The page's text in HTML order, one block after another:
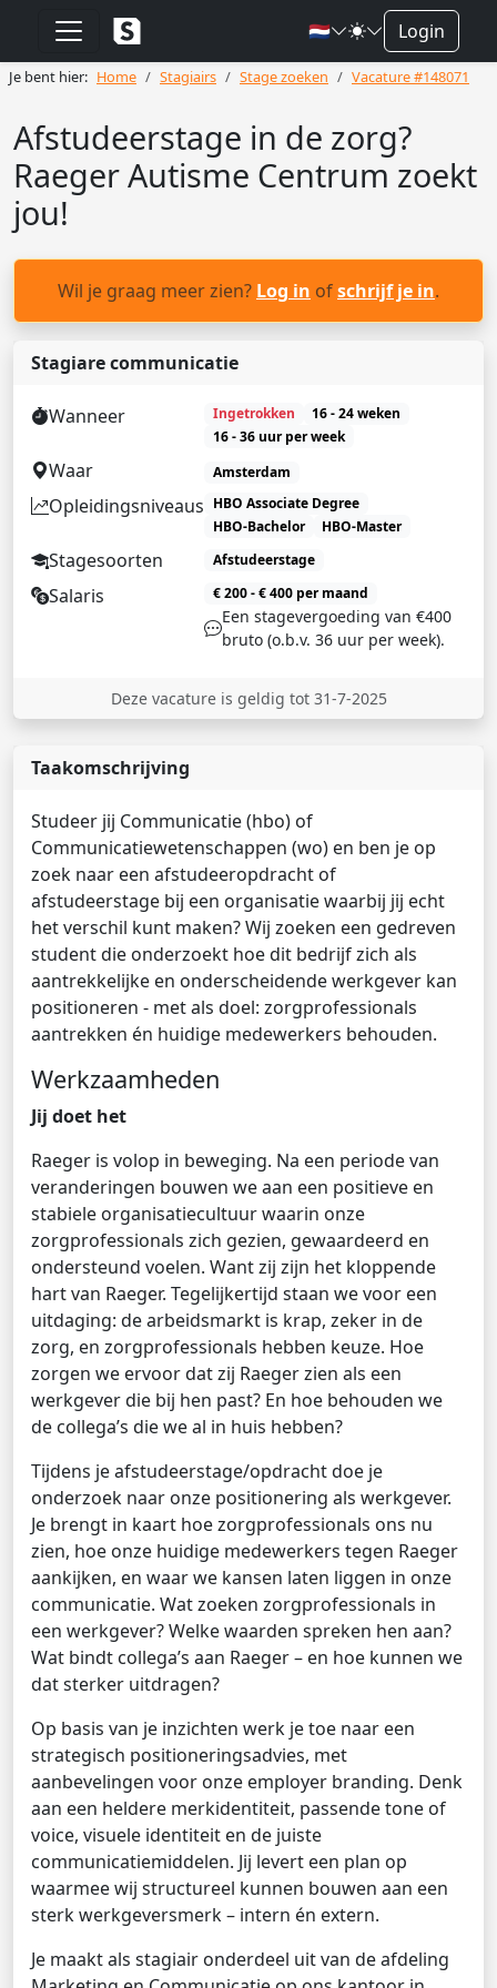
🇳🇱 Login
Je bent hier: Home Stagiairs Stage zoeken Vacature #148071
Afstudeerstage in de zorg?
Raeger Autisme Centrum zoekt
jou!
Wil je graag meer zien? Log in ofschrijf je in.
Stagiare communicatie
Wanneer Ingetrokken
16 - 24 weken
16 - 36 uur per week
Waar Amsterdam
Opleidingsniveaus HBO Associate Degree
HBO-Bachelor
HBO-Master
Stagesoorten Afstudeerstage
Salaris € 200 - € 400 per maand
Een stagevergoeding van €400
bruto (o.b.v. 36 uur per week).
Deze vacature is geldig tot 31-7-2025
Taakomschrijving
Studeer jij Communicatie (hbo) of
Communicatiewetenschappen (wo) en ben je op
zoek naar een afstudeeropdracht of
afstudeerstage bij een organisatie waarbij jij echt
het verschil kunt maken? Wij zoeken een gedreven
student die onderzoekt hoe dit bedrijf zich als
aantrekkelijke en onderscheidende werkgever kan
positioneren - met als doel: zorgprofessionals
aantrekken én huidige medewerkers behouden.
Werkzaamheden
Jij doet het
Raeger is volop in beweging. Na een periode van
veranderingen bouwen we aan een positieve en
stabiele organisatiecultuur waarin onze
zorgprofessionals zich gezien, gewaardeerd en
ondersteund voelen. Want zij zijn het kloppende
hart van Raeger. Tegelijkertijd staan we voor een
uitdaging: de arbeidsmarkt is krap, zeker in de
zorg, en zorgprofessionals hebben keuze. Hoe
zorgen we ervoor dat zij Raeger zien als een
werkgever die bij hen past? En hoe behouden we
de collega’s die we al in huis hebben?
Tijdens je afstudeerstage/opdracht doe je
onderzoek naar onze positionering als werkgever.
Je brengt in kaart hoe zorgprofessionals ons nu
zien, hoe onze huidige medewerkers tegen Raeger
aankijken, en waar we kansen laten liggen in onze
communicatie. Wat zoeken zorgprofessionals in
een werkgever? Welke waarden spreken hen aan?
Wat bindt collega’s aan Raeger – en hoe kunnen we
dat sterker uitdragen?
Op basis van je inzichten werk je toe naar een
strategisch positioneringsadvies, met
aanbevelingen voor onze employer branding. Denk
aan een heldere merkidentiteit, passende tone of
voice, visuele identiteit en de juiste
communicatiemiddelen. Jij levert een plan op
waarmee wij structureel kunnen bouwen aan een
sterk werkgeversmerk – intern én extern.
Je maakt als stagiair onderdeel uit van de afdeling